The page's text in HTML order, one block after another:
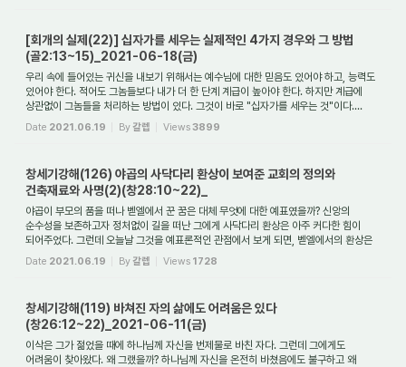
[회개의 실제(22)] 십자가를 세우는 실제적인 4가지 경우와 그 방법
(골2:13~15)_2021-06-18(금)
우리 속에 들어있는 귀신을 내보기 위해서는 예수님에 대한 믿음도 있어야 하고, 능력도
있어야 한다. 적어도 그놈들보다 내가 더 한 단계 계급이 높아야 한다. 하지만 계급에
상관없이 그놈들을 처리하는 방법이 있다. 그것이 바로 "십자가를 세우는 것"이다....
Date 2021.06.19 By갈렙 Views3899
창세기강해(126) 야곱의 사닥다리 환상이 보여준 교회의 정의와
건축재료와 사명(2)(창28:10~22)_
야곱이 부모의 품을 떠나 벧엘에서 꾼 꿈은 대체 무엇에 대한 예표였을까? 신앙의
순수성을 보존하고자 정처없이 길을 떠난 그에게 사닥다리 환상은 아주 커다한 힘이
되어주었다. 그런데 오늘날 그것을 예표론적인 관점에서 보게 되면, 벧엘에서의 환상은
교...
Date 2021.06.19 By갈렙 Views 1728
창세기강해(119) 바쳐진 자의 삶에도 어려움은 있다
(창26:12~22)_2021-06-11(금)
이삭은 그가 젊었을 때에 하나님께 자신을 번제물로 바친 자다. 그런데 그에게도
어려움이 찾아왔다. 왜 그랬을까? 하나님께 자신을 온전히 바쳤음에도 불구하고 왜